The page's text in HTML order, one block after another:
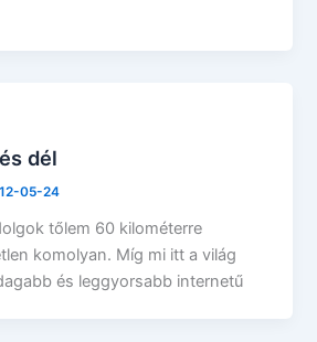
dél
05-24
tőlem 60 kilométerre
komolyan. Míg mi itt a világ
és leggyorsabb internetű